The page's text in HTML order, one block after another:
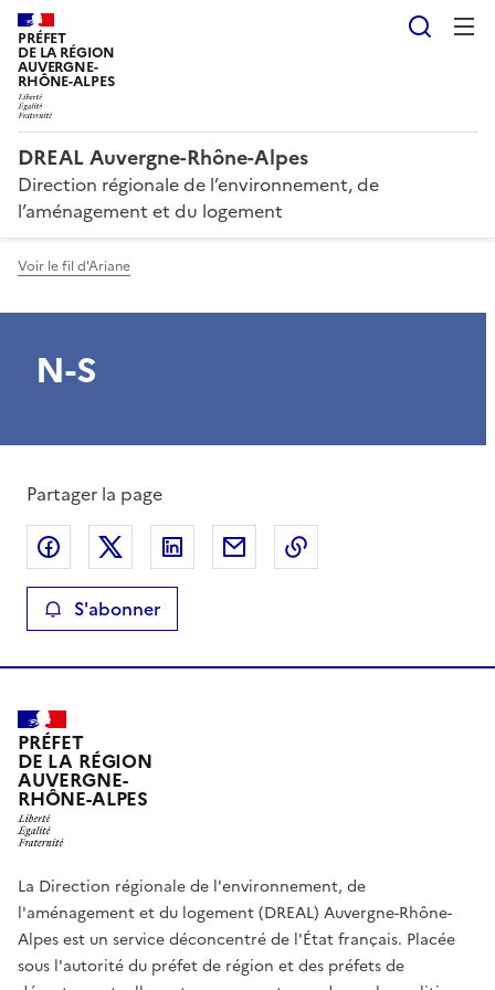
PRÉFET
DE LA RÉGION
AUVERGNE-
RHÔNE-ALPES
DREAL Auvergne-Rhône-Alpes
Direction régionale de l’environnement, de
l’aménagement et du logement
Voir le fil d'Ariane
N-S
Partager la page
Partager sur Facebook
Partager sur XPartager sur LinkedIn
Partager par email
S'abonner
PRÉFET
DE LA RÉGION
AUVERGNE-
RHÔNE-ALPES
La Direction régionale de l'environnement, de
l'aménagement et du logement (DREAL) Auvergne-Rhône-
Alpes est un service déconcentré de l'État français. Placée
sous l'autorité du préfet de région et des préfets de